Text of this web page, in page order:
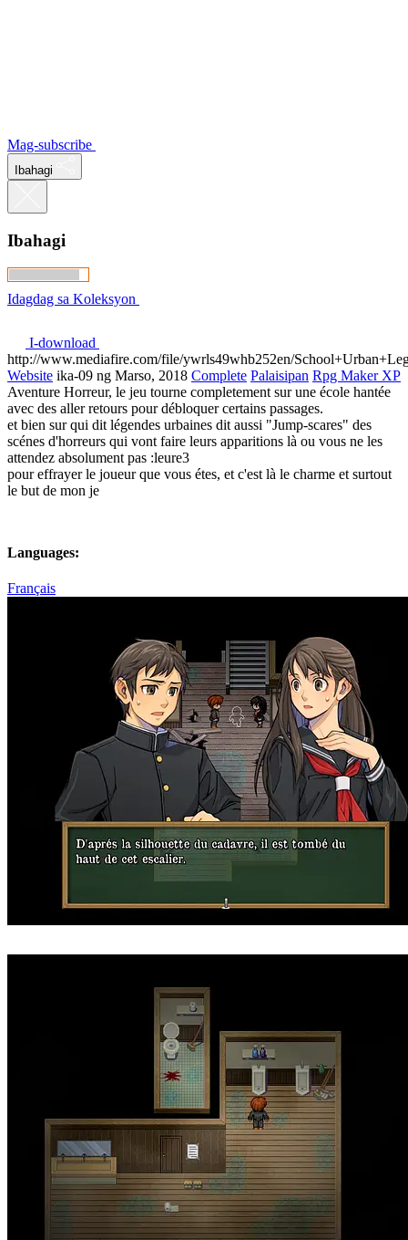
Mag-subscribe
Ibahagi
Ibahagi
Idagdag sa Koleksyon
I-download
http://www.mediafire.com/file/ywrls49whb252en/
Website ika-09 ng Marso, 2018 Complete Palaisipan Rpg Maker XP
Aventure Horreur, le jeu tourne completement sur une école hantée
avec des aller retours pour débloquer certains passages.
et bien sur qui dit légendes urbaines dit aussi "Jump-scares" des
scénes d'horreurs qui vont faire leurs apparitions là ou vous ne les
attendez absolument pas :leure3
pour effrayer le joueur que vous étes, et c'est là le charme et surtout
le but de mon je
Languages:
Français